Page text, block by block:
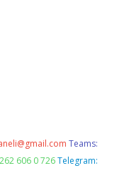
Teams:
606 0 726 Telegram: